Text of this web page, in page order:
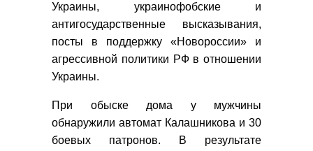
Украины, украинофобские и
антигосударственные высказывания,
посты в поддержку «Новороссии» и
агрессивной политики РФ в отношении
Украины.
При обыске дома у мужчины
обнаружили автомат Калашникова и 30
боевых патронов. В результате